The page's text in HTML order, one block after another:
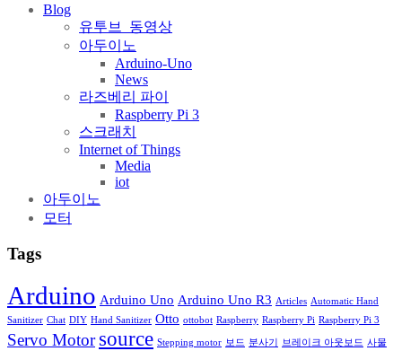
Blog
유투브_동영상
아두이노
Arduino-Uno
News
라즈베리 파이
Raspberry Pi 3
스크래치
Internet of Things
Media
iot
아두이노
모터
Tags
Arduino Arduino Uno Arduino Uno R3 Articles Automatic Hand
Sanitizer Chat DIY Hand Sanitizer Otto ottobot Raspberry Raspberry Pi Raspberry Pi 3
Servo Motor source Stepping motor 보드 분사기 브레이크 아웃보드 사물